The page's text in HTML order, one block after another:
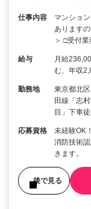
仕事内容
マンショ
あります
＞ □受付
給与
月給
む、年収
勤務地
東京都北
田線「志
目」下車
応募資格
未経験OK
消防技術
きます。
後で見る